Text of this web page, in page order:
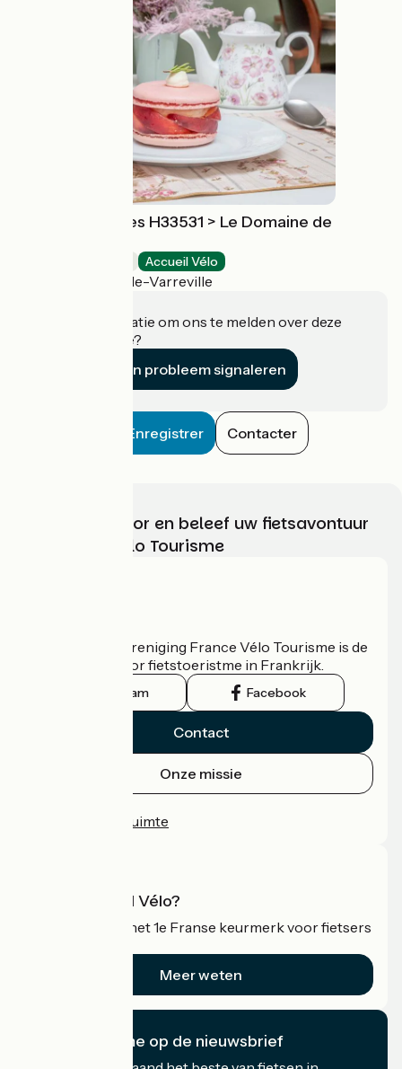
Chambre d'hôtes H33531 > Le Domaine de
Accueil Vélo
Saint-Martin-de-Varreville
Heeft u informatie om ons te melden over deze
accommodatie?
Een probleem signaleren
Enregistrer Contacter
Kies, bereid voor en beleef uw fietsavontuur
met France Vélo Tourisme
De nationale vereniging France Vélo Tourisme is de
officiële gids voor fietstoeristme in Frankrijk.
Instagram Facebook
Contact
Onze missie
Professionele ruimte
Wat is Accueil Vélo?
Accueil Vélo is het 1e Franse keurmerk voor fietsers
Meer weten
Ik abonneer me op de nieuwsbrief